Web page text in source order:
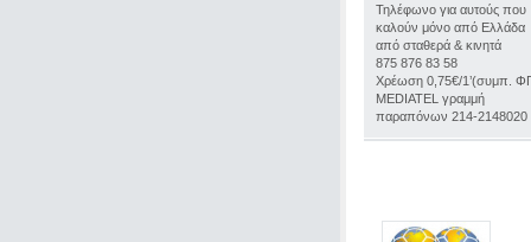
Τηλέφωνο για αυτούς που
καλούν μόνο από Ελλάδα
από σταθερά & κινητά
875 876 83 58
Χρέωση 0,75€/1’(συμπ.
MEDIATEL γραμμή
παραπόνων 214-2148020